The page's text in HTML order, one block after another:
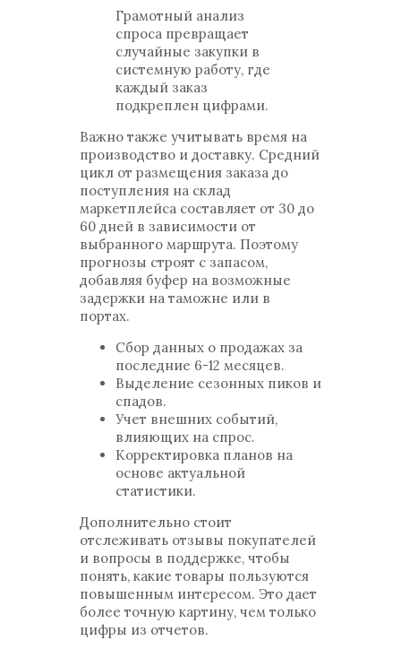
Грамотный анализ
спроса превращает
случайные закупки в
системную работу, где
каждый заказ
подкреплен цифрами.
Важно также учитывать время на
производство и доставку. Средний
цикл от размещения заказа до
поступления на склад
маркетплейса составляет от 30 до
60 дней в зависимости от
выбранного маршрута. Поэтому
прогнозы строят с запасом,
добавляя буфер на возможные
задержки на таможне или в
портах.
Сбор данных о продажах за
последние 6-12 месяцев.
Выделение сезонных пиков и
спадов.
Учет внешних событий,
влияющих на спрос.
Корректировка планов на
основе актуальной
статистики.
Дополнительно стоит
отслеживать отзывы покупателей
и вопросы в поддержке, чтобы
понять, какие товары пользуются
повышенным интересом. Это дает
более точную картину, чем только
цифры из отчетов.